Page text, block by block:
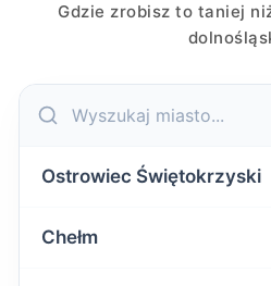
Gdzie zrobisz to taniej
Ostrowiec Świętokrzyski
Chełm